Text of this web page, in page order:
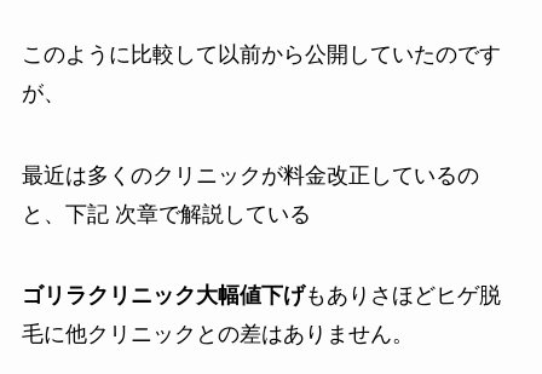
このように比較して以前から公開していたのです
が、
最近は多くのクリニックが料金改正しているの
と、下記 次章で解説している
ゴリラクリニック大幅値下げもありさほどヒゲ脱
毛に他クリニックとの差はありません。